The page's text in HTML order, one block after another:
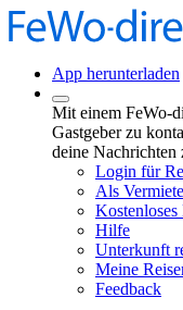
App herunterladen
Mit einem FeWo-
Gastgeber zu
deine Nachrichten
Login für
Als
Hilfe
Unterkunft
Meine
Feedback